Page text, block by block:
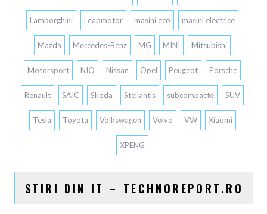
Lamborghini Leapmotor masini eco masini electrice
Mazda Mercedes-Benz MG MINI Mitsubishi
Motorsport NIO Nissan Opel Peugeot Porsche
Renault SAIC Skoda Stellantis subcompacte SUV
Tesla Toyota Volkswagen Volvo VW Xiaomi
XPENG
STIRI DIN IT – TECHNOREPORT.RO